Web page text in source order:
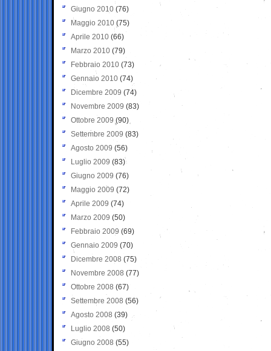
Giugno 2010 (76)
Maggio 2010 (75)
Aprile 2010 (66)
Marzo 2010 (79)
Febbraio 2010 (73)
Gennaio 2010 (74)
Dicembre 2009 (74)
Novembre 2009 (83)
Ottobre 2009 (90)
Settembre 2009 (83)
Agosto 2009 (56)
Luglio 2009 (83)
Giugno 2009 (76)
Maggio 2009 (72)
Aprile 2009 (74)
Marzo 2009 (50)
Febbraio 2009 (69)
Gennaio 2009 (70)
Dicembre 2008 (75)
Novembre 2008 (77)
Ottobre 2008 (67)
Settembre 2008 (56)
Agosto 2008 (39)
Luglio 2008 (50)
Giugno 2008 (55)